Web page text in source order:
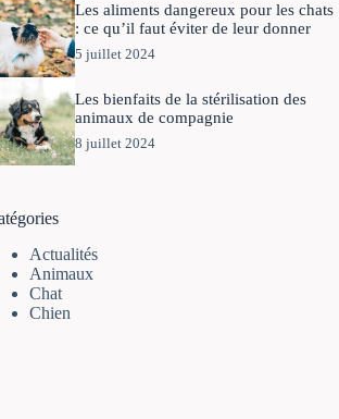
Les aliments dangereux pour les chats
: ce qu’il faut éviter de leur donner
5 juillet 2024
Les bienfaits de la stérilisation des
animaux de compagnie
8 juillet 2024
Actualités
Animaux
Chat
Chien